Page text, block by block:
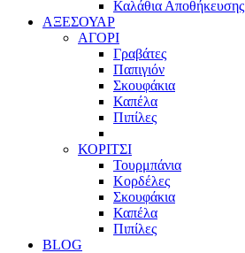
Καλάθια Αποθήκευσης
ΑΞΕΣΟΥΑΡ
ΑΓΟΡΙ
Γραβάτες
Παπιγιόν
Σκουφάκια
Καπέλα
Πιπίλες
ΚΟΡΙΤΣΙ
Τουρμπάνια
Κορδέλες
Σκουφάκια
Καπέλα
Πιπίλες
BLOG